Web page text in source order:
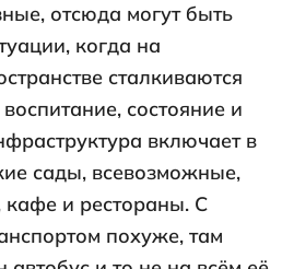
отсюда могут быть
когда на
сталкиваются
состояние и
включает в
сады, всевозможные,
и рестораны. С
похуже, там